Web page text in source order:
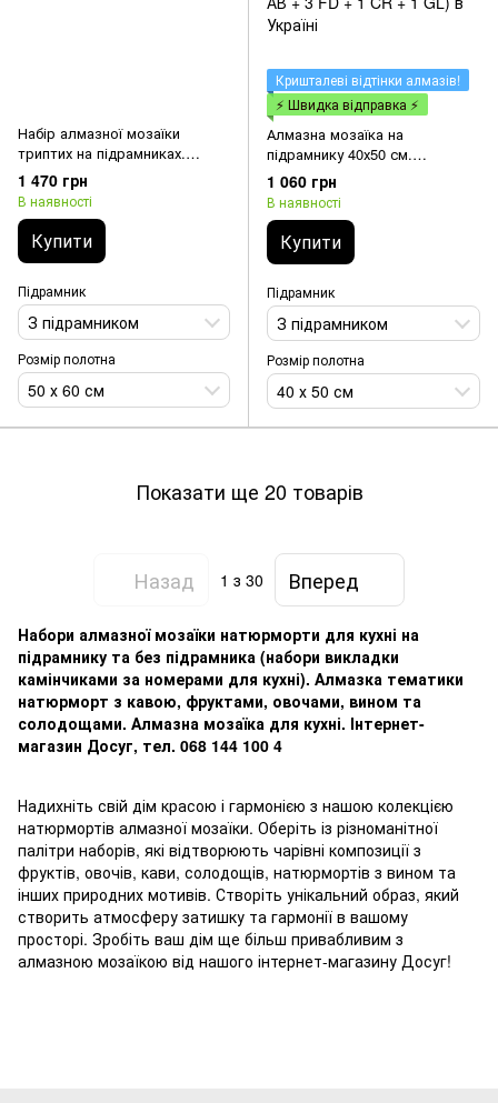
Набір алмазної мозаїки
триптих на підрамниках.
Тільки кава 2х20х30 1х20х50
1 470 грн
В наявності
Купити
Підрамник
З підрамником
Розмір полотна
50 х 60 см
Кришталеві відтінки алмазів!
⚡ Швидка відправка ⚡
Алмазна мозаїка на
підрамнику 40х50 см.
"Запашна лаванда" 47
кольорів (з спец. відтінками
алмазів 1 АВ + 3 FD + 1 CR + 1
GL)
1 060 грн
В наявності
Купити
Підрамник
З підрамником
Розмір полотна
40 х 50 см
Показати ще 20 товарів
Назад 1 з 30 Вперед
Набори алмазної мозаїки натюрморти для кухні на
підрамнику та без підрамника (набори викладки
камінчиками за номерами для кухні). Алмазка тематики
натюрморт з кавою, фруктами, овочами, вином та
солодощами. Алмазна мозаїка для кухні. Інтернет-
магазин Досуг, тел. 068 144 100 4
Надихніть свій дім красою і гармонією з нашою колекцією
натюрмортів алмазної мозаїки. Оберіть із різноманітної
палітри наборів, які відтворюють чарівні композиції з
фруктів, овочів, кави, солодощів, натюрмортів з вином та
інших природних мотивів. Створіть унікальний образ, який
створить атмосферу затишку та гармонії в вашому
просторі. Зробіть ваш дім ще більш привабливим з
алмазною мозаїкою від нашого інтернет-магазину Досуг!